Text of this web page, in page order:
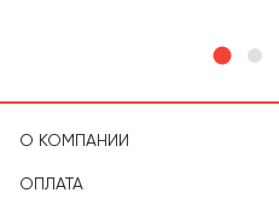
О КОМПАНИИ
ОПЛАТА